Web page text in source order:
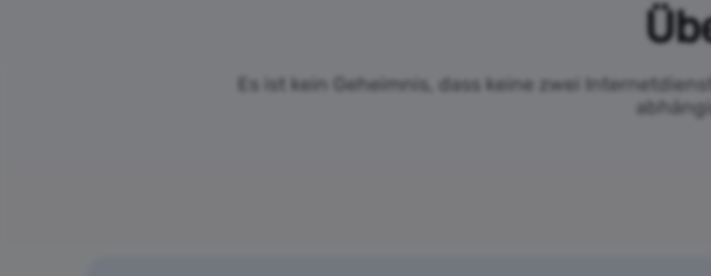
Es ist kein Geheimnis, dass keine zwei